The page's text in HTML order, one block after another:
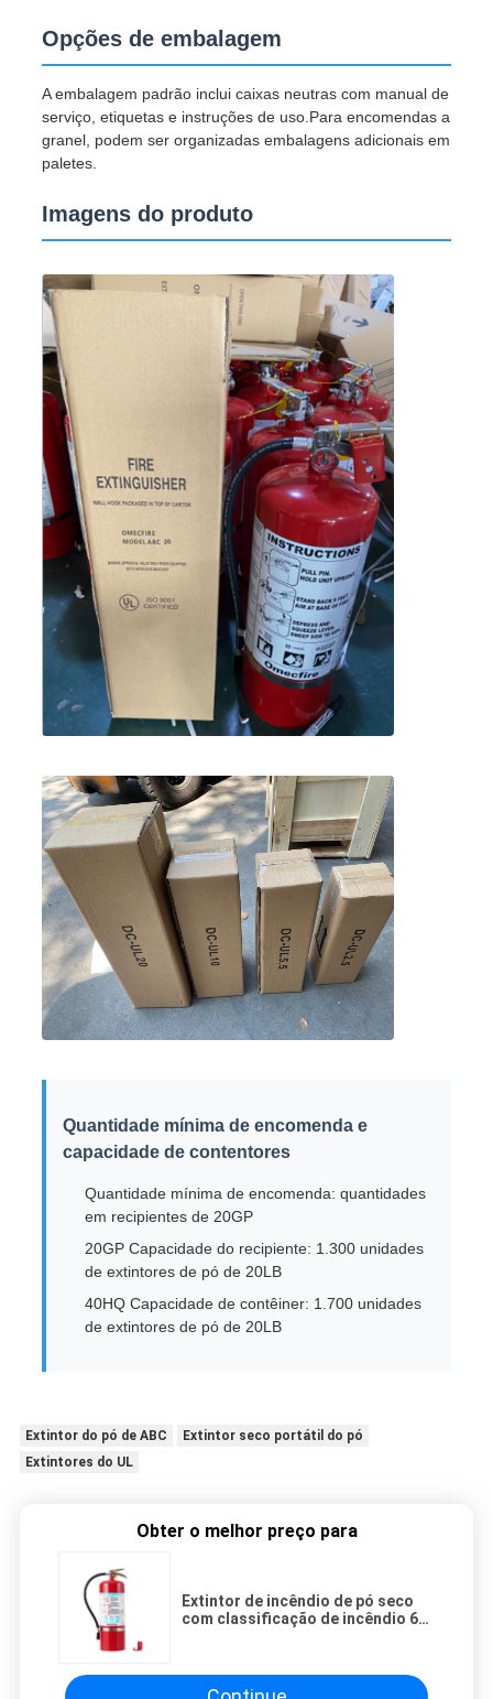
Opções de embalagem
A embalagem padrão inclui caixas neutras com manual de
serviço, etiquetas e instruções de uso.Para encomendas a
granel, podem ser organizadas embalagens adicionais em
paletes.
Imagens do produto
Quantidade mínima de encomenda e
capacidade de contentores
Quantidade mínima de encomenda: quantidades
em recipientes de 20GP
20GP Capacidade do recipiente: 1.300 unidades
de extintores de pó de 20LB
40HQ Capacidade de contêiner: 1.700 unidades
de extintores de pó de 20LB
Extintor do pó de ABC
Extintor seco portátil do pó
Extintores do UL
Obter o melhor preço para
Extintor de incêndio de pó seco
com classificação de incêndio 6A